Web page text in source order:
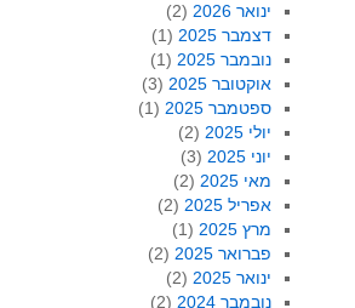
ינואר 2026
(2)
דצמבר 2025
(1)
נובמבר 2025
(1)
אוקטובר 2025
(3)
ספטמבר 2025
(1)
יולי 2025
(2)
יוני 2025
(3)
מאי 2025
(2)
אפריל 2025
(2)
מרץ 2025
(1)
פברואר 2025
(2)
ינואר 2025
(2)
נובמבר 2024
(2)